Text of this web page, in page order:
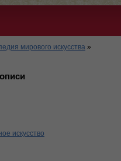
мирового искусства »
искусство